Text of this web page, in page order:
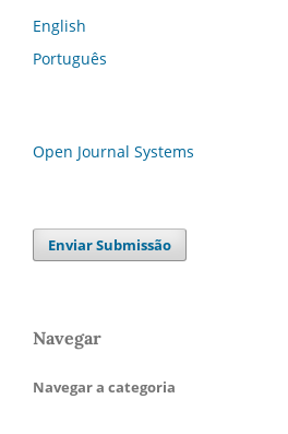
English
Português
Open Journal Systems
Enviar Submissão
Navegar
Navegar a categoria